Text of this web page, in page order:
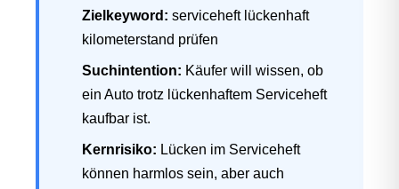
Zielkeyword: serviceheft lückenhaft
kilometerstand prüfen
Suchintention: Käufer will wissen, ob
ein Auto trotz lückenhaftem Serviceheft
kaufbar ist.
Kernrisiko: Lücken im Serviceheft
können harmlos sein, aber auch